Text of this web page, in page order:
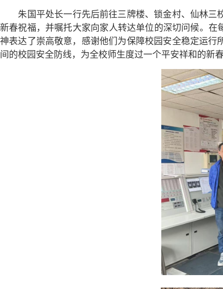
朱国平处长一行先后前往三牌楼、锁金村、仙林
新春祝福，并嘱托大家向家人转达单位的深切问候。在
神表达了崇高敬意，感谢他们为保障校园安全稳定运
间 的校园安全防线，为全校师生度过一个平安祥和的新